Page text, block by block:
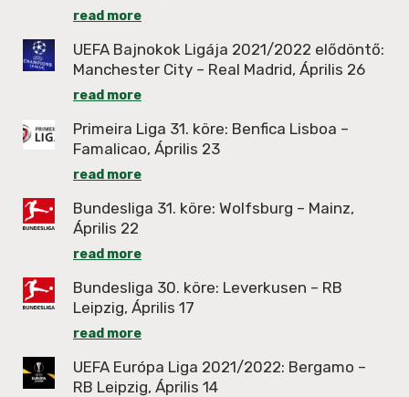
read more
UEFA Bajnokok Ligája 2021/2022 elődöntő:
Manchester City – Real Madrid, Április 26
read more
Primeira Liga 31. köre: Benfica Lisboa –
Famalicao, Április 23
read more
Bundesliga 31. köre: Wolfsburg – Mainz,
Április 22
read more
Bundesliga 30. köre: Leverkusen – RB
Leipzig, Április 17
read more
UEFA Európa Liga 2021/2022: Bergamo –
RB Leipzig, Április 14